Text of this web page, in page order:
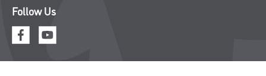
Follow Us